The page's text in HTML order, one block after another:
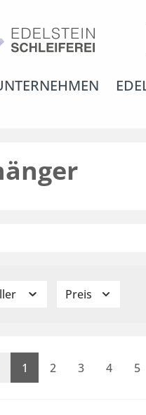
Preis
Seite
1 Seite
2 Seite
3 Seite
4 5